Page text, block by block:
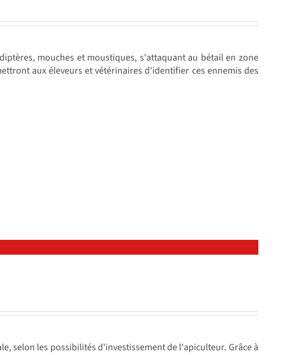
mouches et moustiques, s'attaquant au bétail en zone
aux éleveurs et vétérinaires d'identifier ces ennemis des
selon les possibilités d'investissement de l'apiculteur. Grâce à